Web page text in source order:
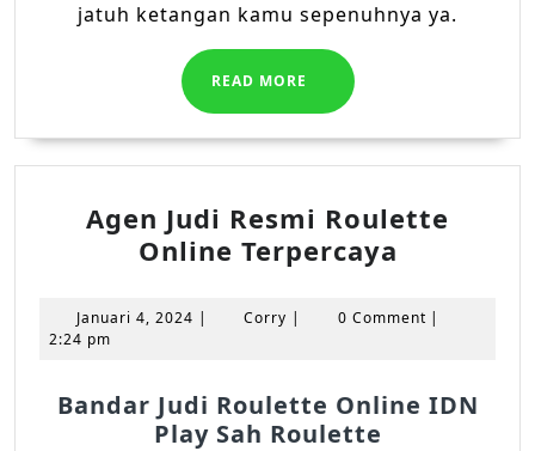
jatuh ketangan kamu sepenuhnya ya.
READ MORE
READ
MORE
Agen Judi Resmi Roulette
Online Terpercaya
Resmi
Januari 4, 2024 Januari
| Corry Corry
| 0 Comment |
2:24 pm
Bandar Judi Roulette Online IDN
Play Sah Roulette